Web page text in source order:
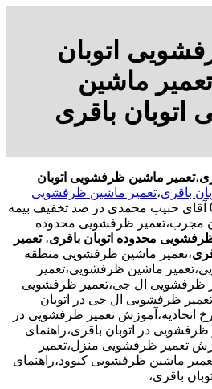
اتوبان
ماشین
باقری
،تعمیر ماشین ظرفشویی اتوبان
باقری،تعمیر ماشین ظرفشویی
09109131734 آقای حبیب محمدی در صد تخفیف بیمه
مجرب،تعمیر ظرفشویی محدوده
محدوده اتوبان باقری، تعمیر
،تعمیر ماشین ظرفشویی منطقه
ماشین ظرفشویی،تعمیر
ظرفشویی ال جی،تعمیر ظرفشویی
ظرفشویی ال جی در اتوبان
اتحادیه،آموزش تعمیر ظرفشویی در
ظرفشویی در اتوبان باقری،راهنمای
تعمیر ظرفشویی منزل،تعمیر
ماشین ظرفشویی کنوود،راهنمای
باقری،